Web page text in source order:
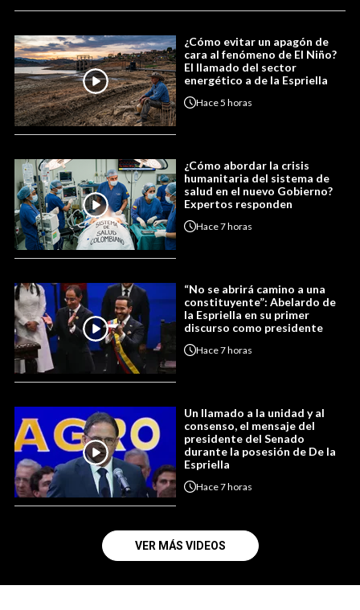
¿Cómo evitar un apagón de
cara al fenómeno de El Niño?
El llamado del sector
energético a de la Espriella
Hace5 horas
¿Cómo abordar la crisis
humanitaria del sistema de
salud en el nuevo Gobierno?
Expertos responden
Hace7 horas
“No se abrirá camino a una
constituyente”: Abelardo de
la Espriella en su primer
discurso como presidente
Hace7 horas
Un llamado a la unidad y al
consenso, el mensaje del
presidente del Senado
durante la posesión de De la
Espriella
Hace7 horas
VER MÁS VIDEOS